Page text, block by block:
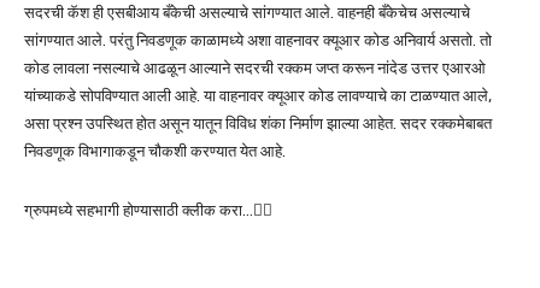
सदरची कॅश ही एसबीआय बँकेची असल्याचे सांगण्यात आले. वाहनही बँकेचेच असल्याचे
सांगण्यात आले. परंतु निवडणूक काळामध्ये अशा वाहनावर क्यूआर कोड अनिवार्य असतो. तो
कोड लावला नसल्याचे आढळून आल्याने सदरची रक्कम जप्त करून नांदेड उत्तर एआर‌ओ
यांच्याकडे सोपविण्यात आली आहे. या वाहनावर क्यूआर कोड लावण्याचे का टाळण्यात आले,
असा प्रश्न उपस्थित होत असून यातून विविध शंका निर्माण झाल्या आहेत. सदर रक्कमेबाबत
निवडणूक विभागाकडून चौकशी करण्यात येत आहे.
ग्रुपमध्ये सहभागी होण्यासाठी क्लीक करा…👆🏻